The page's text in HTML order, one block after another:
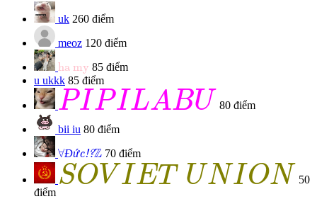
uk 260 điểm
meoz 120 điểm
ha my
ha my
85 điểm
u ukkk 85 điểm
PIPILABU
PIPILABU
80 điểm
bii iu 80 điểm
∀
∀Đức!?
Đức!?Z
Z 70 điểm
SOV IET UNION
S OVIET U NION
50
điểm